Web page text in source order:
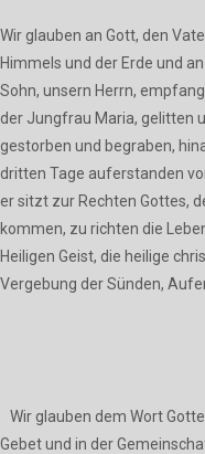
Wir glauben an Gott, den
Himmels und der Erde und
Sohn, unsern Herrn,
der Jungfrau Maria, gelitten
gestorben und begraben,
dritten Tage auferstanden
er sitzt zur Rechten Gottes,
kommen, zu richten die
Heiligen Geist, die heilige
Vergebung der Sünden,
Wir glauben dem Wort
Gebet und in der